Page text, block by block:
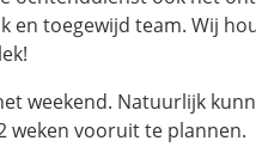
en toegewijd team. Wij
weekend. Natuurlijk
weken vooruit te plannen.